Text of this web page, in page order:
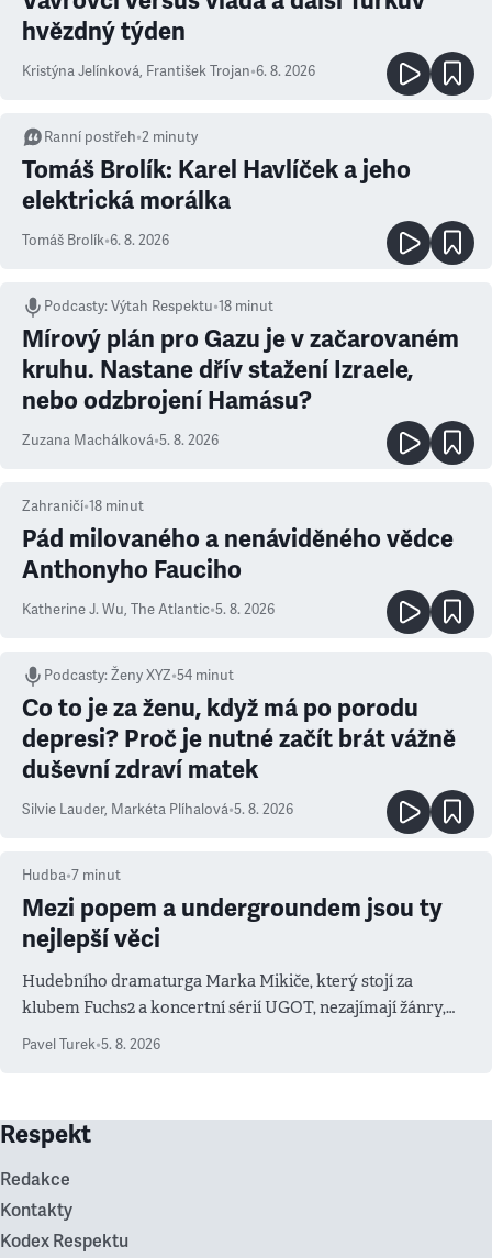
hvězdný týden
Kristýna Jelínková, František Trojan•6. 8. 2026
Ranní postřeh•2 minuty
Tomáš Brolík: Karel Havlíček a jeho
elektrická morálka
Tomáš Brolík•6. 8. 2026
Podcasty:Výtah Respektu•18 minut
Mírový plán pro Gazu je v začarovaném
kruhu. Nastane dřív stažení Izraele,
nebo odzbrojení Hamásu?
Zuzana Machálková•5. 8. 2026
Zahraničí•18 minut
Pád milovaného a nenáviděného vědce
Anthonyho Fauciho
Katherine J. Wu, The Atlantic•5. 8. 2026
Podcasty:Ženy XYZ•54 minut
Co to je za ženu, když má po porodu
depresi? Proč je nutné začít brát vážně
duševní zdraví matek
Silvie Lauder, Markéta Plíhalová•5. 8. 2026
Hudba•7 minut
Mezi popem a undergroundem jsou ty
nejlepší věci
Hudebního dramaturga Marka Mikiče, který stojí za
klubem Fuchs2 a koncertní sérií UGOT, nezajímají žánry,
Pavel Turek•5. 8. 2026
Respekt
Redakce
Kontakty
Kodex Respektu